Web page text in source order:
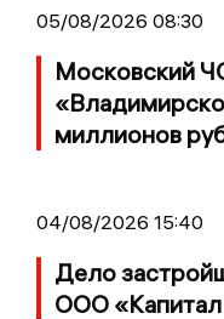
05/08/2026 08:30
Московский
миллионов
04/08/2026 15:40
Дело
ООО «Капитал